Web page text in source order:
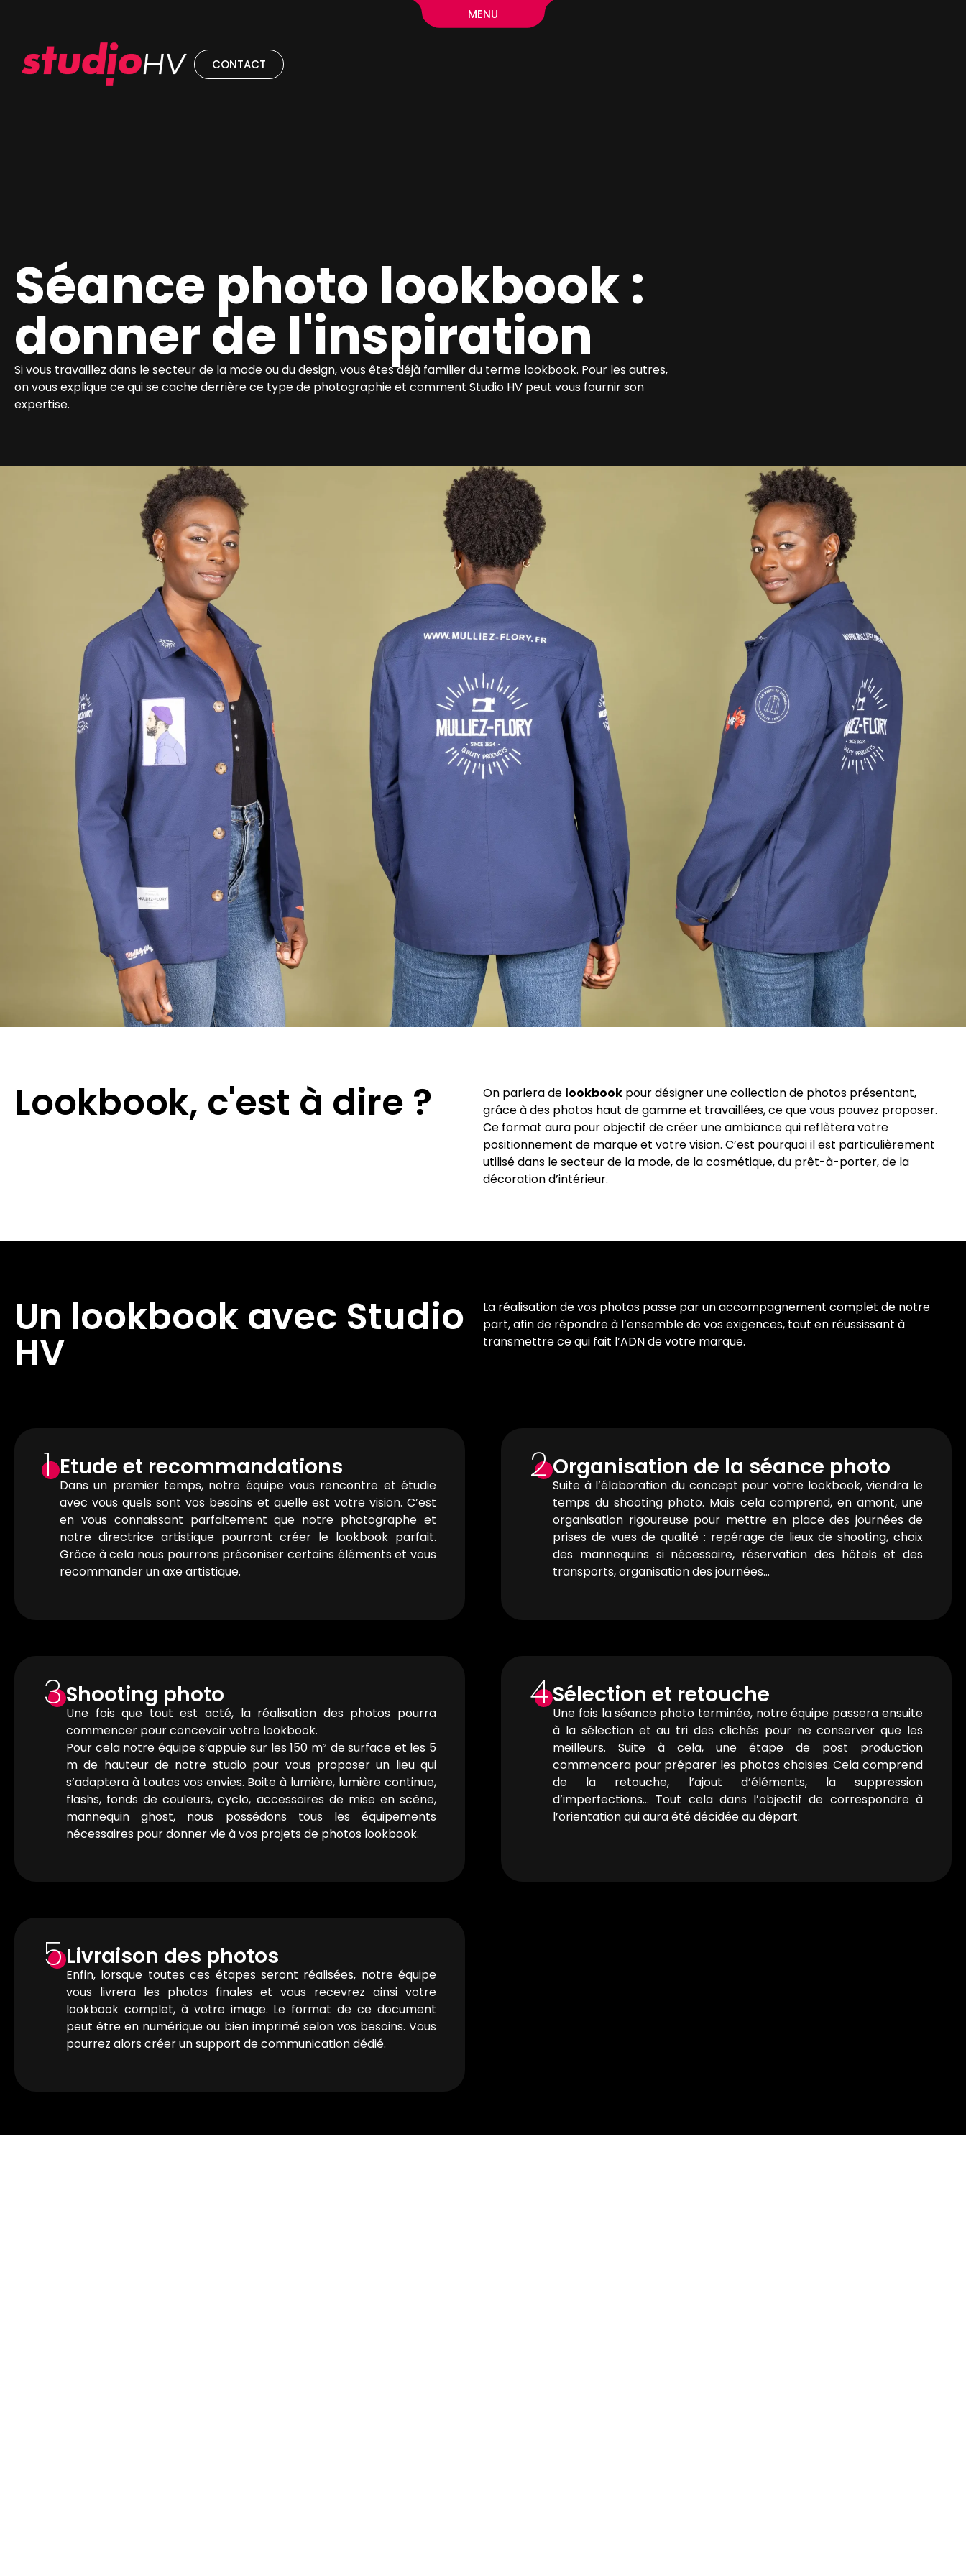
MENU
CONTACT
Séance photo lookbook :
donner de l'inspiration
Si vous travaillez dans le secteur de la mode ou du design, vous êtes déjà familier du terme lookbook. Pour les autres,
on vous explique ce qui se cache derrière ce type de photographie et comment Studio HV peut vous fournir son
expertise.
Lookbook, c'est à dire ? On parlera de lookbook pour désigner une collection de photos présentant,
grâce à des photos haut de gamme et travaillées, ce que vous pouvez proposer.
Ce format aura pour objectif de créer une ambiance qui reflètera votre
positionnement de marque et votre vision. C’est pourquoi il est particulièrement
utilisé dans le secteur de la mode, de la cosmétique, du prêt-à-porter, de la
décoration d’intérieur.
Un lookbook avec Studio
HV
La réalisation de vos photos passe par un accompagnement complet de notre
part, afin de répondre à l’ensemble de vos exigences, tout en réussissant à
transmettre ce qui fait l’ADN de votre marque.
1 Etude et recommandations
Dans un premier temps, notre équipe vous rencontre et étudie
avec vous quels sont vos besoins et quelle est votre vision. C’est
en vous connaissant parfaitement que notre photographe et
notre directrice artistique pourront créer le lookbook parfait.
Grâce à cela nous pourrons préconiser certains éléments et vous
recommander un axe artistique.
2 Organisation de la séance photo
Suite à l’élaboration du concept pour votre lookbook, viendra le
temps du shooting photo. Mais cela comprend, en amont, une
organisation rigoureuse pour mettre en place des journées de
prises de vues de qualité : repérage de lieux de shooting, choix
des mannequins si nécessaire, réservation des hôtels et des
transports, organisation des journées…
3Shooting photo
Une fois que tout est acté, la réalisation des photos pourra
commencer pour concevoir votre lookbook.
Pour cela notre équipe s’appuie sur les 150 m² de surface et les 5
m de hauteur de notre studio pour vous proposer un lieu qui
s’adaptera à toutes vos envies. Boite à lumière, lumière continue,
flashs, fonds de couleurs, cyclo, accessoires de mise en scène,
mannequin ghost, nous possédons tous les équipements
nécessaires pour donner vie à vos projets de photos lookbook.
4Sélection et retouche
Une fois la séance photo terminée, notre équipe passera ensuite
à la sélection et au tri des clichés pour ne conserver que les
meilleurs. Suite à cela, une étape de post production
commencera pour préparer les photos choisies. Cela comprend
de la retouche, l’ajout d’éléments, la suppression
d’imperfections… Tout cela dans l’objectif de correspondre à
l’orientation qui aura été décidée au départ.
5Livraison des photos
Enfin, lorsque toutes ces étapes seront réalisées, notre équipe
vous livrera les photos finales et vous recevrez ainsi votre
lookbook complet, à votre image. Le format de ce document
peut être en numérique ou bien imprimé selon vos besoins. Vous
pourrez alors créer un support de communication dédié.